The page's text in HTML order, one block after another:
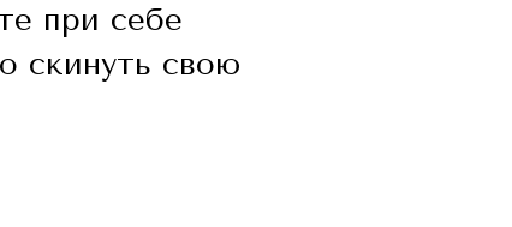
при себе
скинуть свою